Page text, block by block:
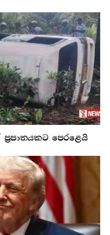
පෙරළෙයි